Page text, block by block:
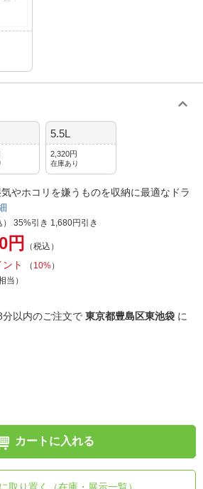
5.5L
2,320円
在庫あり
やホコリを嫌うものを収納に最適なドラ
35%引き 1,680円引き
円 （税込）
ト （ 10%）
当）
以内のご注文で 東京都豊島区東池袋 に
カートに入れる